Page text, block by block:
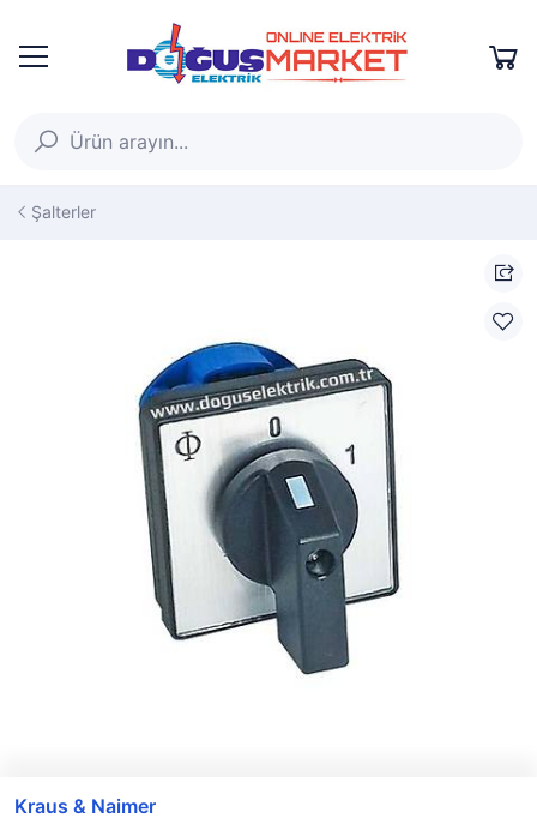
Şalterler
Kraus & Naimer